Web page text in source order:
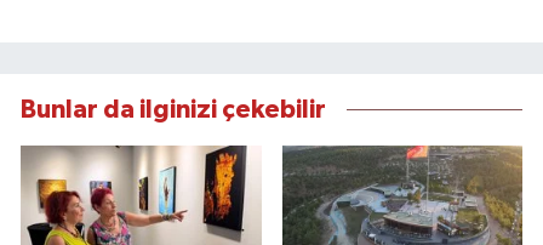
Bunlar da ilginizi çekebilir